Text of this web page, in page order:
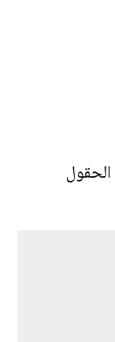
الحقول